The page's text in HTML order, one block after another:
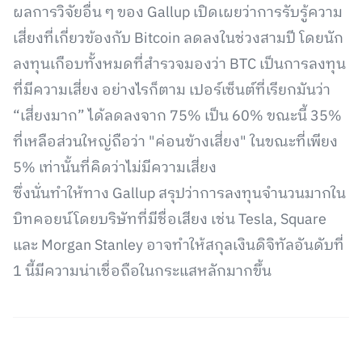
ผลการวิจัยอื่น ๆ ของ Gallup เปิดเผยว่าการรับรู้ความ
เสี่ยงที่เกี่ยวข้องกับ Bitcoin ลดลงในช่วงสามปี โดยนัก
ลงทุนเกือบทั้งหมดที่สำรวจมองว่า BTC เป็นการลงทุน
ที่มีความเสี่ยง อย่างไรก็ตาม เปอร์เซ็นต์ที่เรียกมันว่า
“เสี่ยงมาก” ได้ลดลงจาก 75% เป็น 60% ขณะนี้ 35%
ที่เหลือส่วนใหญ่ถือว่า "ค่อนข้างเสี่ยง" ในขณะที่เพียง
5% เท่านั้นที่คิดว่าไม่มีความเสี่ยง
ซึ่งนั่นทำให้ทาง Gallup สรุปว่าการลงทุนจำนวนมากใน
บิทคอยน์โดยบริษัทที่มีชื่อเสียง เช่น Tesla, Square
และ Morgan Stanley อาจทำให้สกุลเงินดิจิทัลอันดับที่
1 นี้มีความน่าเชื่อถือในกระแสหลักมากขึ้น